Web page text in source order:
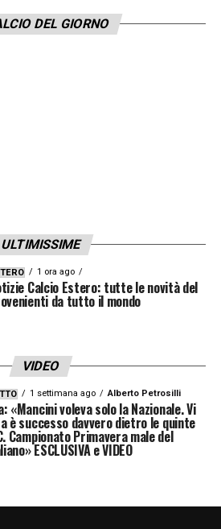
ma
preannuncia semplice. Lo
. Mancino, alto circa1,85
calcisticamente nello
i primi passi nell’Almada
dei Leões nel
tra i grandi è arrivata
momentoInácioè
più importanti del
a diversi successi
DEL GIORNO
ULTIMISSIME
1 ora ago
Calcio Estero: tutte le novità del
da tutto il mondo
VIDEO
1 settimana ago Alberto Petrosilli
«Mancini voleva solo la Nazionale. Vi
è successo davvero dietro le quinte
Campionato Primavera male del
ESCLUSIVA e VIDEO